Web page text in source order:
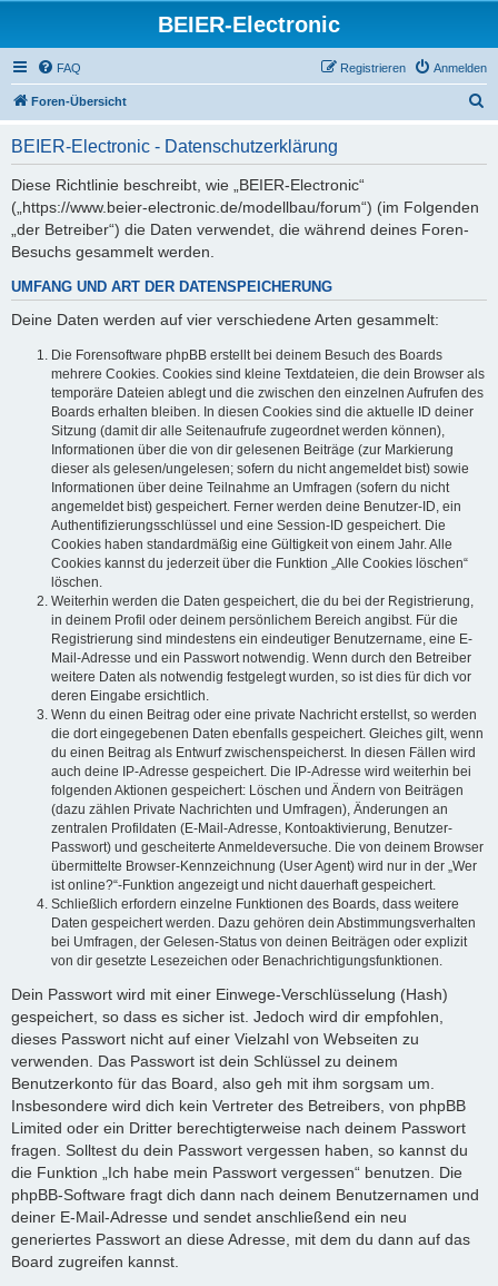
BEIER-Electronic
FAQ Anmelden
Registrieren
Foren-Übersicht
BEIER-Electronic - Datenschutzerklärung
Diese Richtlinie beschreibt, wie „BEIER-Electronic“
(„https://www.beier-electronic.de/modellbau/forum“) (im Folgenden
„der Betreiber“) die Daten verwendet, die während deines Foren-
Besuchs gesammelt werden.
UMFANG UND ART DER DATENSPEICHERUNG
Deine Daten werden auf vier verschiedene Arten gesammelt:
Die Forensoftware phpBB erstellt bei deinem Besuch des Boards
mehrere Cookies. Cookies sind kleine Textdateien, die dein Browser als
temporäre Dateien ablegt und die zwischen den einzelnen Aufrufen des
Boards erhalten bleiben. In diesen Cookies sind die aktuelle ID deiner
Sitzung (damit dir alle Seitenaufrufe zugeordnet werden können),
Informationen über die von dir gelesenen Beiträge (zur Markierung
dieser als gelesen/ungelesen; sofern du nicht angemeldet bist) sowie
Informationen über deine Teilnahme an Umfragen (sofern du nicht
angemeldet bist) gespeichert. Ferner werden deine Benutzer-ID, ein
Authentifizierungsschlüssel und eine Session-ID gespeichert. Die
Cookies haben standardmäßig eine Gültigkeit von einem Jahr. Alle
Cookies kannst du jederzeit über die Funktion „Alle Cookies löschen“
löschen.
Weiterhin werden die Daten gespeichert, die du bei der Registrierung,
in deinem Profil oder deinem persönlichem Bereich angibst. Für die
Registrierung sind mindestens ein eindeutiger Benutzername, eine E-
Mail-Adresse und ein Passwort notwendig. Wenn durch den Betreiber
weitere Daten als notwendig festgelegt wurden, so ist dies für dich vor
deren Eingabe ersichtlich.
Wenn du einen Beitrag oder eine private Nachricht erstellst, so werden
die dort eingegebenen Daten ebenfalls gespeichert. Gleiches gilt, wenn
du einen Beitrag als Entwurf zwischenspeicherst. In diesen Fällen wird
auch deine IP-Adresse gespeichert. Die IP-Adresse wird weiterhin bei
folgenden Aktionen gespeichert: Löschen und Ändern von Beiträgen
(dazu zählen Private Nachrichten und Umfragen), Änderungen an
zentralen Profildaten (E-Mail-Adresse, Kontoaktivierung, Benutzer-
Passwort) und gescheiterte Anmeldeversuche. Die von deinem Browser
übermittelte Browser-Kennzeichnung (User Agent) wird nur in der „Wer
ist online?“-Funktion angezeigt und nicht dauerhaft gespeichert.
Schließlich erfordern einzelne Funktionen des Boards, dass weitere
Daten gespeichert werden. Dazu gehören dein Abstimmungsverhalten
bei Umfragen, der Gelesen-Status von deinen Beiträgen oder explizit
von dir gesetzte Lesezeichen oder Benachrichtigungsfunktionen.
Dein Passwort wird mit einer Einwege-Verschlüsselung (Hash)
gespeichert, so dass es sicher ist. Jedoch wird dir empfohlen,
dieses Passwort nicht auf einer Vielzahl von Webseiten zu
verwenden. Das Passwort ist dein Schlüssel zu deinem
Benutzerkonto für das Board, also geh mit ihm sorgsam um.
Insbesondere wird dich kein Vertreter des Betreibers, von phpBB
Limited oder ein Dritter berechtigterweise nach deinem Passwort
fragen. Solltest du dein Passwort vergessen haben, so kannst du
die Funktion „Ich habe mein Passwort vergessen“ benutzen. Die
phpBB-Software fragt dich dann nach deinem Benutzernamen und
deiner E-Mail-Adresse und sendet anschließend ein neu
generiertes Passwort an diese Adresse, mit dem du dann auf das
Board zugreifen kannst.